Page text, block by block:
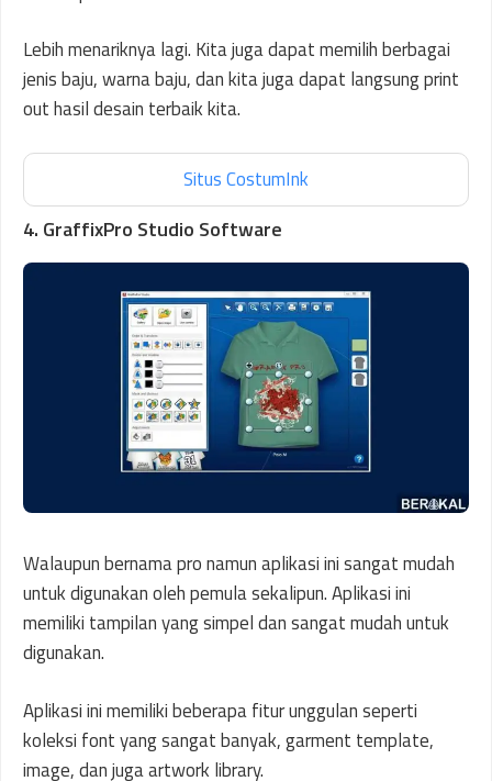
Lebih menariknya lagi. Kita juga dapat memilih berbagai
jenis baju, warna baju, dan kita juga dapat langsung print
out hasil desain terbaik kita.
Situs CostumInk
4. GraffixPro Studio Software
Walaupun bernama pro namun aplikasi ini sangat mudah
untuk digunakan oleh pemula sekalipun. Aplikasi ini
memiliki tampilan yang simpel dan sangat mudah untuk
digunakan.
Aplikasi ini memiliki beberapa fitur unggulan seperti
koleksi font yang sangat banyak, garment template,
image, dan juga artwork library.